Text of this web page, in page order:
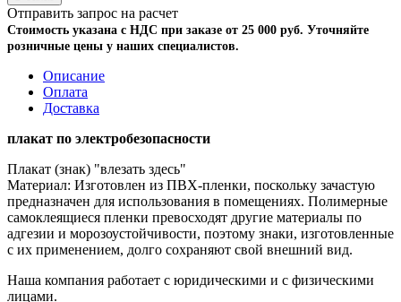
Отправить запрос на расчет
Стоимость указана с НДС при заказе от 25 000 руб. Уточняйте
розничные цены у наших специалистов.
Описание
Оплата
Доставка
плакат по электробезопасности
Плакат (знак) "влезать здесь"
Материал: Изготовлен из ПВХ-пленки, поскольку зачастую
предназначен для использования в помещениях. Полимерные
самоклеящиеся пленки превосходят другие материалы по
адгезии и морозоустойчивости, поэтому знаки, изготовленные
с их применением, долго сохраняют свой внешний вид.
Наша компания работает с юридическими и с физическими
лицами.